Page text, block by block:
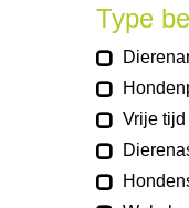
Type
Vrije tijd